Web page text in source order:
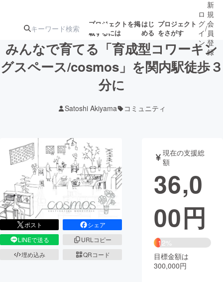
プロジェクトを掲
載するには
はじ
める
プロジェクト
をさがす
注目の新着プロ募集終了が近いプ
テクノロジー・ガジェット
映像・映画 書籍・雑誌
ビジネス・起業 チャレンジ
まちづくり・地域活性化
CAMPFIRE Creation
ロ
グ
イ
ン
/
新
規
会
員
登
録
みんなで育てる「育成型コワーキン
グスペース/cosmos」を関内駅徒歩３
分に
Satoshi Akiyama コミュニティ
ポスト
シェア
LINEで送る
URLコピー
埋め込み
QRコード
現在の支援総
額
36,0
00円
12%
目標金額は
300,000円